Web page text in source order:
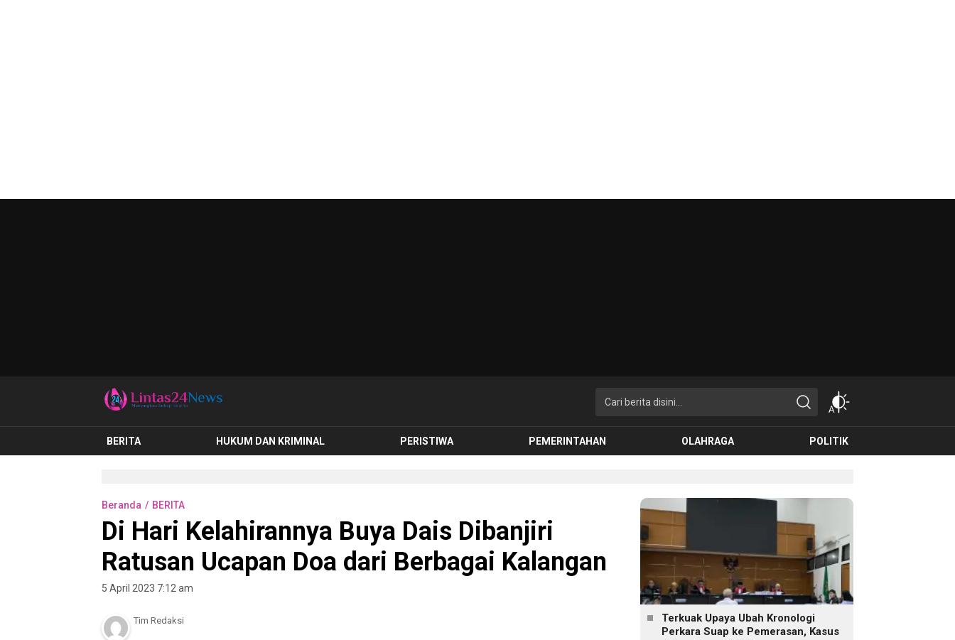
lintas24news.com
Menyingkap Setiap Realita
BERITA HUKUM DAN KRIMINAL PERISTIWA PEMERINTAHAN OLAHRAGA POLITIK
Beranda BERITA
Di Hari Kelahirannya Buya Dais Dibanjiri
Ratusan Ucapan Doa dari Berbagai Kalangan
5 April 2023 7:12 am
Tim Redaksi
Terkuak Upaya Ubah Kronologi
Perkara Suap ke Pemerasan, Kasus